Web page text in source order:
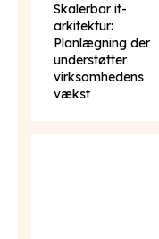
Skalerbar it-
arkitektur:
Planlægning der
understøtter
virksomhedens
vækst